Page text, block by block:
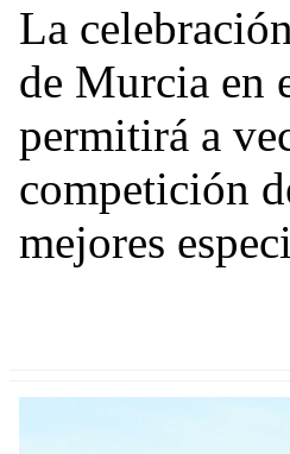
La
de Murcia en
permitirá a
competición
mejores